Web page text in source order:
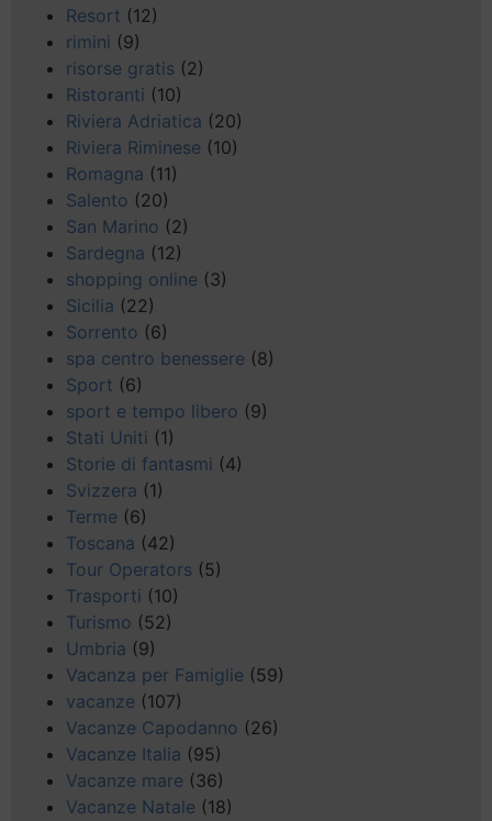
Resort (12)
rimini (9)
risorse gratis (2)
Ristoranti (10)
Riviera Adriatica (20)
Riviera Riminese (10)
Romagna (11)
Salento (20)
San Marino (2)
Sardegna (12)
shopping online (3)
Sicilia (22)
Sorrento (6)
spa centro benessere (8)
Sport (6)
sport e tempo libero (9)
Stati Uniti (1)
Storie di fantasmi (4)
Svizzera (1)
Terme (6)
Toscana (42)
Tour Operators (5)
Trasporti (10)
Turismo (52)
Umbria (9)
Vacanza per Famiglie (59)
vacanze (107)
Vacanze Capodanno (26)
Vacanze Italia (95)
Vacanze mare (36)
Vacanze Natale (18)